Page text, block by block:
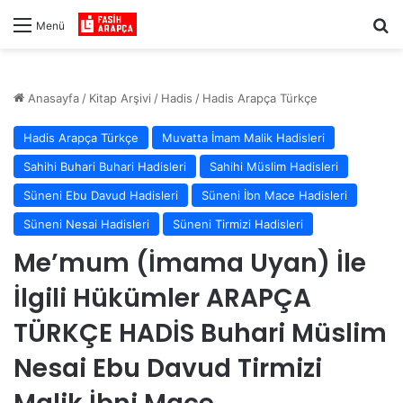
Menü
Anasayfa / Kitap Arşivi / Hadis / Hadis Arapça Türkçe
Hadis Arapça Türkçe
Muvatta İmam Malik Hadisleri
Sahihi Buhari Buhari Hadisleri
Sahihi Müslim Hadisleri
Süneni Ebu Davud Hadisleri
Süneni İbn Mace Hadisleri
Süneni Nesai Hadisleri
Süneni Tirmizi Hadisleri
Me’mum (İmama Uyan) İle
İlgili Hükümler ARAPÇA
TÜRKÇE HADİS Buhari Müslim
Nesai Ebu Davud Tirmizi